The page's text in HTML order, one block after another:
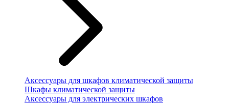
Аксессуары для шкафов климатической защиты
Шкафы климатической защиты
Аксессуары для электрических шкафов